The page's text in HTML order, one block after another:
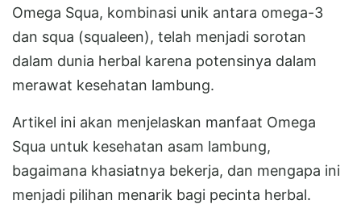
Omega Squa, kombinasi unik antara omega-3
dan squa (squaleen), telah menjadi sorotan
dalam dunia herbal karena potensinya dalam
merawat kesehatan lambung.
Artikel ini akan menjelaskan manfaat Omega
Squa untuk kesehatan asam lambung,
bagaimana khasiatnya bekerja, dan mengapa ini
menjadi pilihan menarik bagi pecinta herbal.